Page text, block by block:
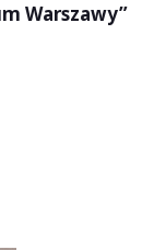
Warszawy”